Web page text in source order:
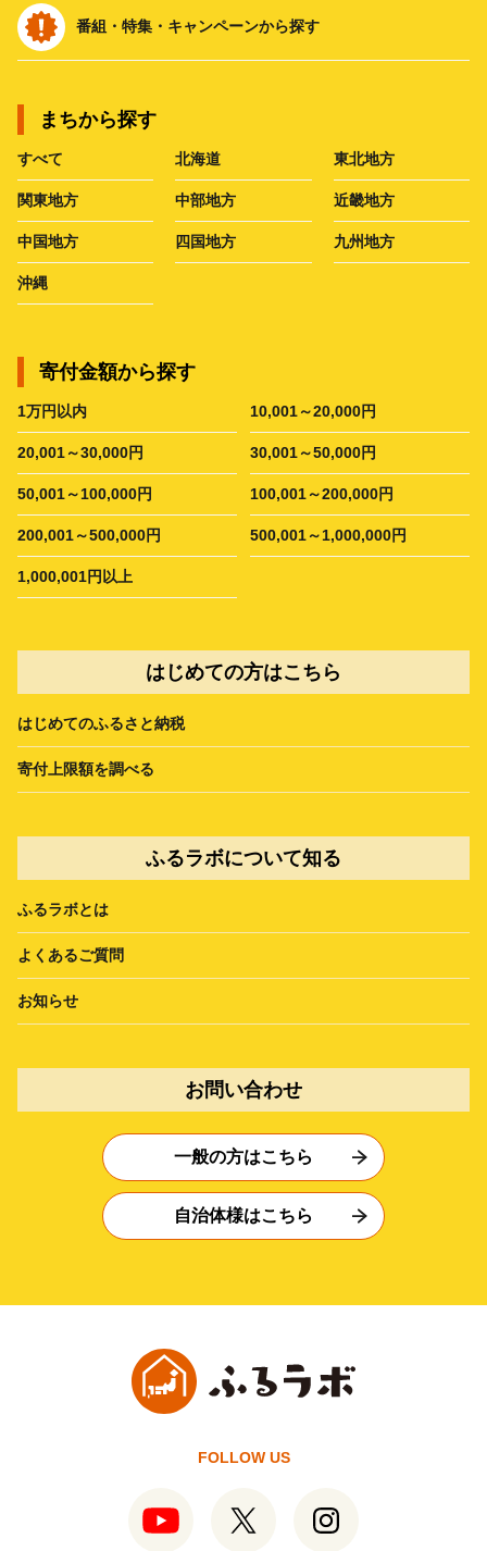
番組・特集・キャンペーンから探す
まちから探す
すべて 北海道 東北地方
関東地方 中部地方 近畿地方
中国地方 四国地方 九州地方
沖縄
寄付金額から探す
1万円以内 10,001～20,000円
20,001～30,000円 30,001～50,000円
50,001～100,000円 100,001～200,000円
200,001～500,000円 500,001～1,000,000円
1,000,001円以上
はじめての方はこちら
はじめてのふるさと納税
寄付上限額を調べる
ふるラボについて知る
ふるラボとは
よくあるご質問
お知らせ
お問い合わせ
一般の方はこちら
自治体様はこちら
FOLLOW US